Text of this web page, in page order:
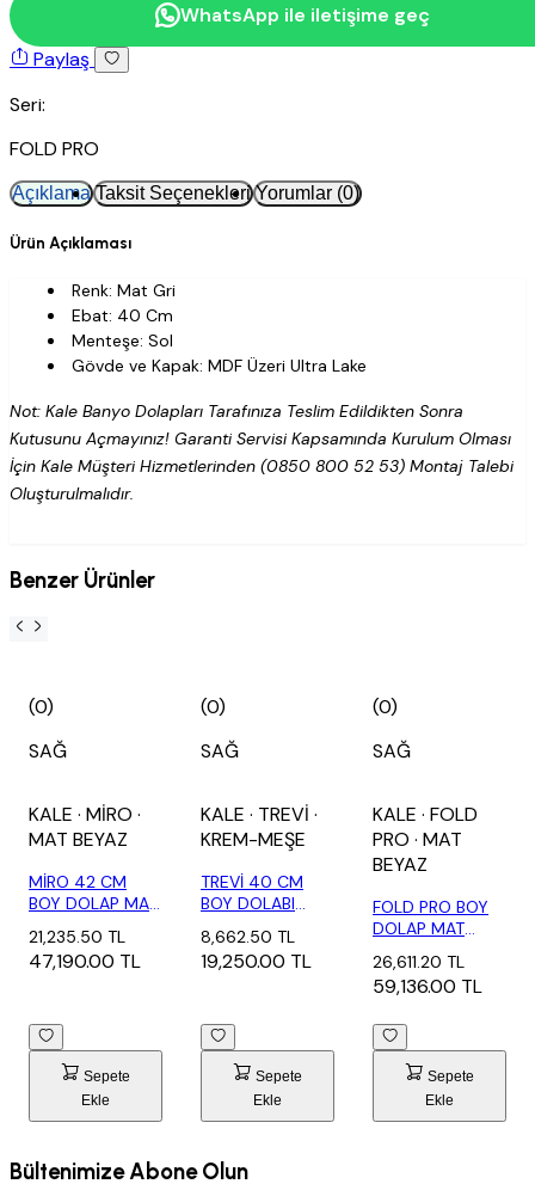
WhatsApp ile iletişime geç
Paylaş
Seri:
FOLD PRO
Açıklama Taksit Seçenekleri Yorumlar (0)
Ürün Açıklaması
Renk: Mat Gri
Ebat: 40 Cm
Menteşe: Sol
Gövde ve Kapak: MDF Üzeri Ultra Lake
Not: Kale Banyo Dolapları Tarafınıza Teslim Edildikten Sonra
Kutusunu Açmayınız! Garanti Servisi Kapsamında Kurulum Olması
İçin Kale Müşteri Hizmetlerinden (0850 800 52 53) Montaj Talebi
Oluşturulmalıdır.
Benzer Ürünler
(0)
SAĞ
KALE · MİRO ·
MAT BEYAZ
MİRO 42 CM
BOY DOLAP MAT
21,235.50 TL
47,190.00 TL
Sepete
Ekle
(0)
SAĞ
KALE · TREVİ ·
KREM-MEŞE
TREVİ 40 CM
BOY DOLABI
KREM/MEŞE S...
8,662.50 TL
19,250.00 TL
Sepete
Ekle
(0)
SAĞ
KALE · FOLD
PRO · MAT
BEYAZ
FOLD PRO BOY
DOLAP MAT
26,611.20 TL
59,136.00 TL
Sepete
Ekle
Bültenimize Abone Olun